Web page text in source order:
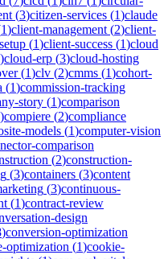
(3)citizen-services (1)claude
1)client-management (2)client-
(1)client-success (1)cloud
)cloud-erp (3)cloud-hosting
(1)clv (2)cmms (1)cohort-
(1)commission-tracking
story (1)comparison
)compiere (2)compliance
models (1)computer-vision
comparison
(2)construction-
(3)containers (3)content
(3)continuous-
(1)contract-review
design
)conversion-optimization
optimization (1)cookie-